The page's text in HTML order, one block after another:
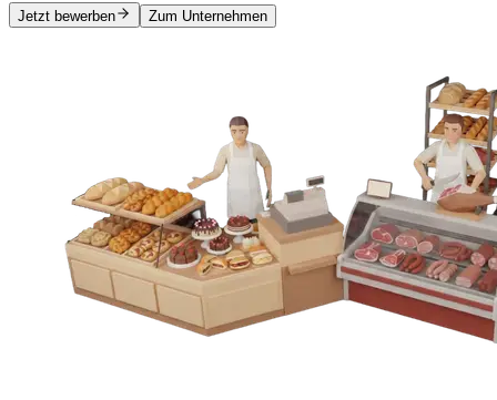
Jetzt bewerben Zum Unternehmen